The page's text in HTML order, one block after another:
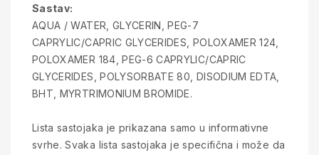
Sastav:
AQUA / WATER, GLYCERIN, PEG-7
CAPRYLIC/CAPRIC GLYCERIDES, POLOXAMER 124,
POLOXAMER 184, PEG-6 CAPRYLIC/CAPRIC
GLYCERIDES, POLYSORBATE 80, DISODIUM EDTA,
BHT, MYRTRIMONIUM BROMIDE.
Lista sastojaka je prikazana samo u informativne
svrhe. Svaka lista sastojaka je specifična i može da